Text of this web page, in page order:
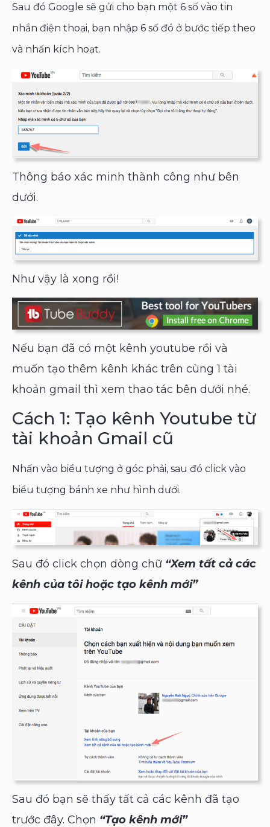
Sau đó Google sẽ gửi cho bạn một 6 số vào tin
nhắn điện thoại, bạn nhập 6 số đó ở bước tiếp theo
và nhấn kích hoạt.
Thông báo xác minh thành công như bên
dưới.
Như vậy là xong rồi!
Nếu bạn đã có một kênh youtube rồi và
muốn tạo thêm kênh khác trên cùng 1 tài
khoản gmail thì xem thao tác bên dưới nhé.
Cách 1: Tạo kênh Youtube từ
tài khoản Gmail cũ
Nhấn vào biểu tượng ở góc phải, sau đó click vào
biểu tượng bánh xe như hình dưới.
Sau đó click chọn dòng chữ “Xem tất cả các
kênh của tôi hoặc tạo kênh mới”
Sau đó bạn sẽ thấy tất cả các kênh đã tạo
trước đây. Chọn “Tạo kênh mới”